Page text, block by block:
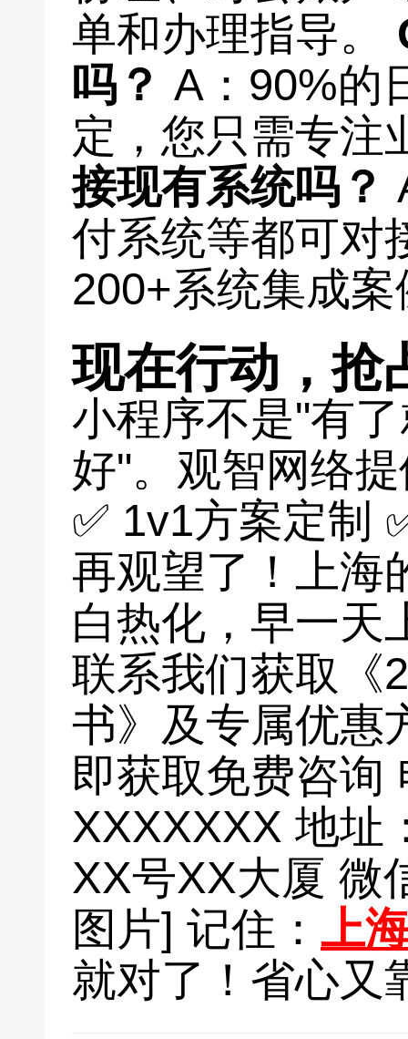
单和办理指导。
吗？ A：90%的
定，您只需专注
接现有系统吗？
付系统等都可对
200+系统集成案
现在行动，抢
小程序不是"有
好"。观智网络
✅ 1v1方案定制
再观望了！上海
白热化，早一天
联系我们获取《
书》及专属优惠
即获取免费咨询
XXXXXXX 地址
XX号XX大厦 微
图片] 记住： 上
就对了！省心又